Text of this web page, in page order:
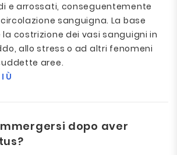
e arrossati, conseguentemente
sanguigna. La base
costrizione dei vasi sanguigni in
allo stress o ad altri fenomeni
aree.
dopo aver